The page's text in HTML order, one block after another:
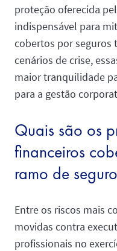
proteção oferecida
indispensável para
cobertos por seguros
cenários de crise,
maior tranquilidade
para a gestão
Quais são os
financeiros
ramo de
Entre os riscos mais
movidas contra
profissionais no